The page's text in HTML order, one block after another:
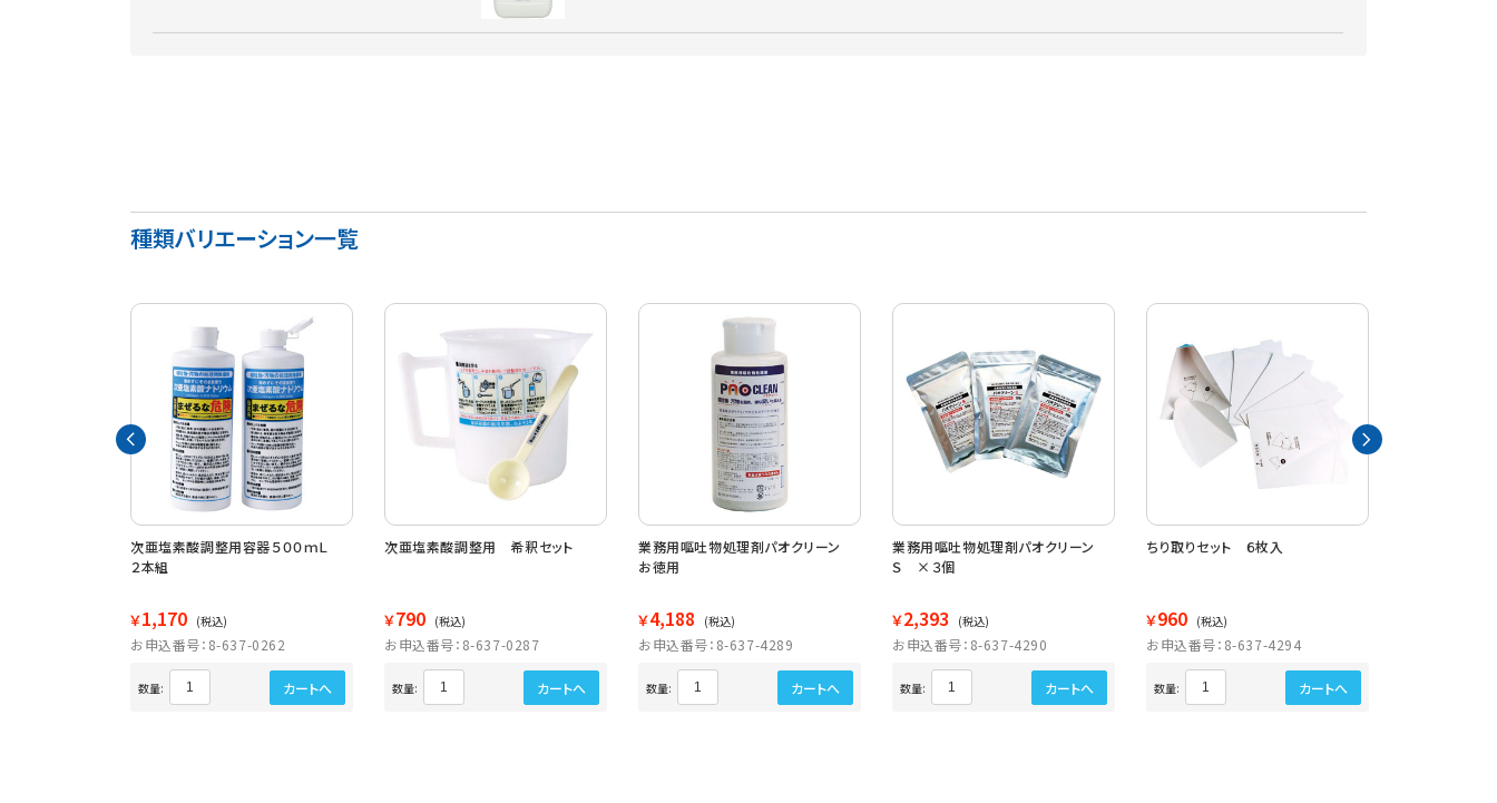
種類バリエーション一覧
次亜塩素酸調整用容器５００ｍＬ
２本組
￥1,170 (税込)
お申込番号：8-637-0262
数量: カートへ
次亜塩素酸調整用 希釈セット
￥790 (税込)
お申込番号：8-637-0287
数量: カートへ
業務用嘔吐物処理剤パオクリーン
お徳用
￥4,188 (税込)
お申込番号：8-637-4289
数量: カートへ
業務用嘔吐物処理剤パオクリーン
Ｓ ×３個
￥2,393 (税込)
お申込番号：8-637-4290
数量: カートへ
ちり取りセット ６枚入
￥960 (税込)
お申込番号：8-637-4294
数量: カートへ